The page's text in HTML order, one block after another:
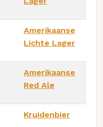
Amerikaanse
Lichte Lager
Amerikaanse
Red Ale
Kruidenbier